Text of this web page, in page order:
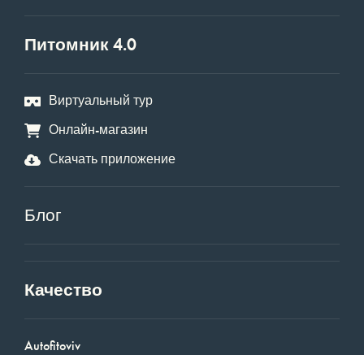
Питомник 4.0
Виртуальный тур
Онлайн-магазин
Скачать приложение
Блог
Качество
Autofitoviv